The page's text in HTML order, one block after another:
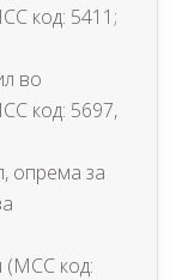
код: 5411;
во
код: 5697,
опрема за
(МСС код: